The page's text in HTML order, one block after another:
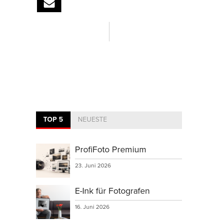
TOP 5 NEUESTE
ProfiFoto Premium
23. Juni 2026
E-Ink für Fotografen
16. Juni 2026